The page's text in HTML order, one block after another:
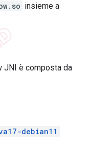
insieme a
JNI è composta da
debian11